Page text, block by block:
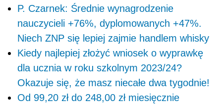
P. Czarnek: Średnie wynagrodzenie
nauczycieli +76%, dyplomowanych +47%.
Niech ZNP się lepiej zajmie handlem whisky
Kiedy najlepiej złożyć wniosek o wyprawkę
dla ucznia w roku szkolnym 2023/24?
Okazuje się, że masz niecałe dwa tygodnie!
Od 99,20 zł do 248,00 zł miesięcznie